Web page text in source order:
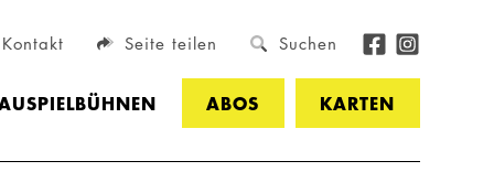
Kontakt Seite teilen Suchen
ABOS KARTEN